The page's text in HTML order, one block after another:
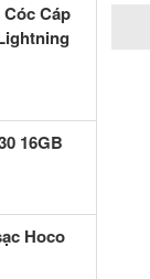
Cáp
16GB
Hoco